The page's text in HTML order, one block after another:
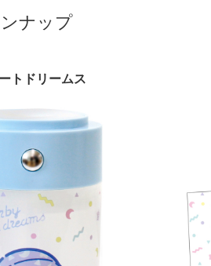
ナップ
トドリームス